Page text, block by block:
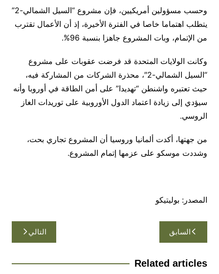
وحسب مسؤولين أمريكيين، فإن مشروع “السيل الشمالي-2”
يتطلب اهتماما خاصا في الفترة الأخيرة، إذ أن الأعمال تقترب
من الإتمام، وبات المشروع جاهزا بنسبة 96%.
وكانت الولايات المتحدة قد فرضت عقوبات على مشروع
“السيل الشمالي-2″، محذرة الشركات من المشاركة فيه،
حيث تعتبره واشنطن “تهديدا” على أمن الطاقة في أوروبا وأنه
سيؤدي إلى زيادة اعتماد الدول الأوروبية على توريدات الغاز
الروسي.
من جهتها، أكدت ألمانيا وروسيا أن المشروع تجاري بحت،
وشددت موسكو على عزمها إتمام المشروع.
المصدر: بوليتيكو
تصفّح
المقالات
السابق التالي
Related articles